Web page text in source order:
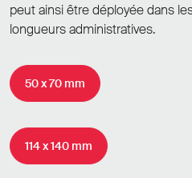
peut ainsi être déployée dans
longueurs administratives.
50 x 70 mm
114 x 140 mm